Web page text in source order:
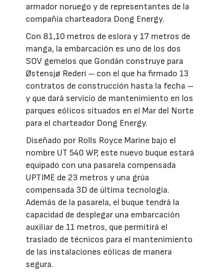
armador noruego y de representantes de la
compañía charteadora Dong Energy.
Con 81,10 metros de eslora y 17 metros de
manga, la embarcación es uno de los dos
SOV gemelos que Gondán construye para
Østensjø Rederi – con el que ha firmado 13
contratos de construcción hasta la fecha –
y que dará servicio de mantenimiento en los
parques eólicos situados en el Mar del Norte
para el charteador Dong Energy.
Diseñado por Rolls Royce Marine bajo el
nombre UT 540 WP, este nuevo buque estará
equipado con una pasarela compensada
UPTIME de 23 metros y una grúa
compensada 3D de última tecnología.
Además de la pasarela, el buque tendrá la
capacidad de desplegar una embarcación
auxiliar de 11 metros, que permitirá el
traslado de técnicos para el mantenimiento
de las instalaciones eólicas de manera
segura.